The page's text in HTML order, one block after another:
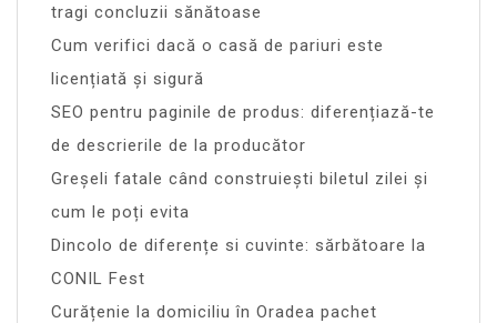
tragi concluzii sănătoase
Cum verifici dacă o casă de pariuri este
licențiată și sigură
SEO pentru paginile de produs: diferențiază-te
de descrierile de la producător
Greșeli fatale când construiești biletul zilei și
cum le poți evita
Dincolo de diferențe si cuvinte: sărbătoare la
CONIL Fest
Curățenie la domiciliu în Oradea pachet